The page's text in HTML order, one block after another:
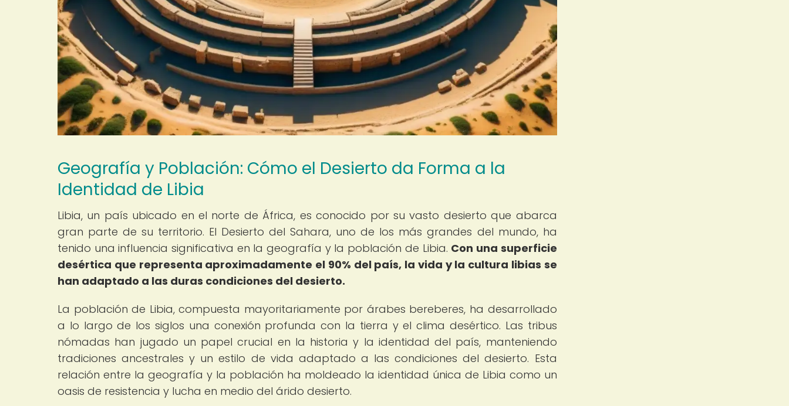
Geografía y Población: Cómo el Desierto da Forma a la
Identidad de Libia
Libia, un país ubicado en el norte de África, es conocido por su vasto desierto que abarca
gran parte de su territorio. El Desierto del Sahara, uno de los más grandes del mundo, ha
tenido una influencia significativa en la geografía y la población de Libia. Con una superficie
desértica que representa aproximadamente el 90% del país, la vida y la cultura libias se
han adaptado a las duras condiciones del desierto.
La población de Libia, compuesta mayoritariamente por árabes bereberes, ha desarrollado
a lo largo de los siglos una conexión profunda con la tierra y el clima desértico. Las tribus
nómadas han jugado un papel crucial en la historia y la identidad del país, manteniendo
tradiciones ancestrales y un estilo de vida adaptado a las condiciones del desierto. Esta
relación entre la geografía y la población ha moldeado la identidad única de Libia como un
oasis de resistencia y lucha en medio del árido desierto.